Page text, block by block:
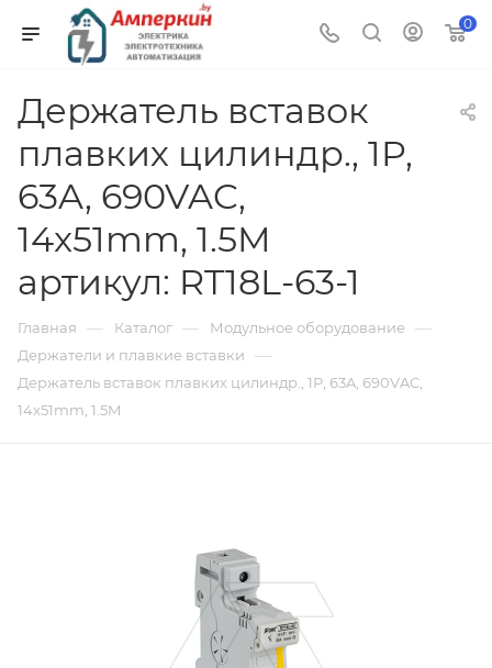
0
Держатель вставок
плавких цилиндр., 1P,
63A, 690VAC,
14x51mm, 1.5M
артикул: RT18L-63-1
Главная — Каталог — Модульное оборудование —
Держатели и плавкие вставки —
Держатель вставок плавких цилиндр., 1P, 63A, 690VAC,
14x51mm, 1.5M